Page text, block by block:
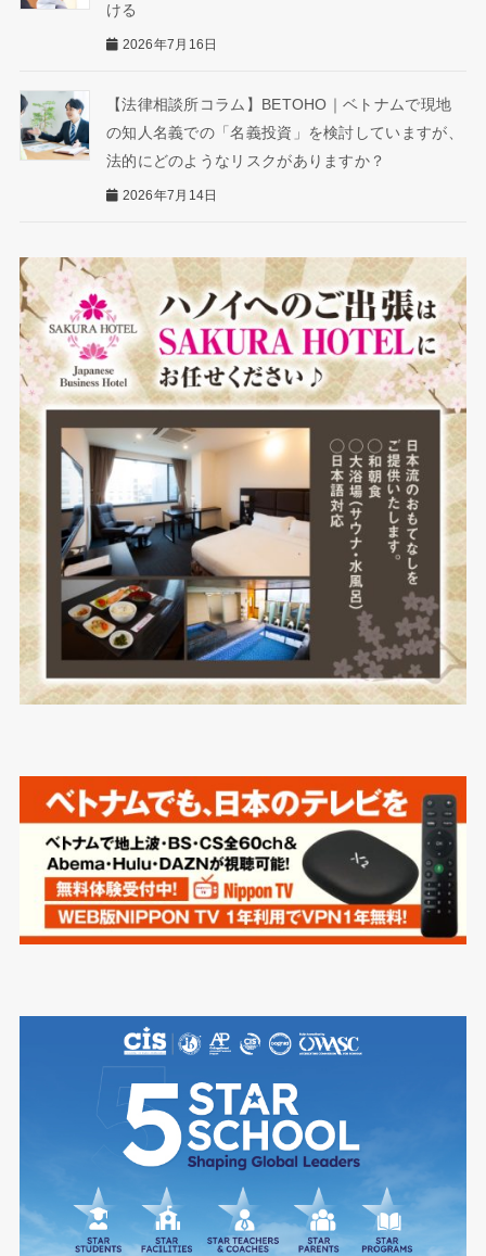
ける
2026年7月16日
【法律相談所コラム】BETOHO｜ベトナムで現地
の知人名義での「名義投資」を検討していますが、
法的にどのようなリスクがありますか？
2026年7月14日